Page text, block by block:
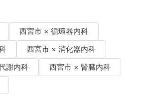
西宮市 × 循環器内科
西宮市 × 消化器内科
謝内科
西宮市 × 腎臓内科